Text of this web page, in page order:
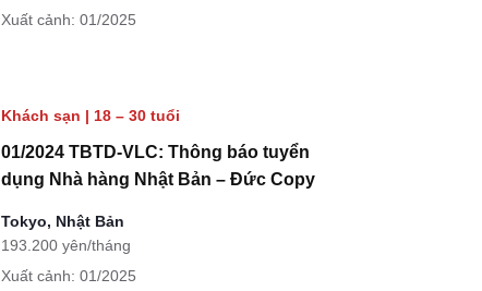
Xuất cảnh: 01/2025
Khách sạn | 18 – 30 tuổi
01/2024 TBTD-VLC: Thông báo tuyển
dụng Nhà hàng Nhật Bản – Đức Copy
Tokyo, Nhật Bản
193.200 yên/tháng
Xuất cảnh: 01/2025